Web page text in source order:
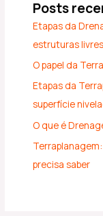
Posts
Etapas da
estruturas
O papel da
Etapas da
superfície
O que é
precisa saber